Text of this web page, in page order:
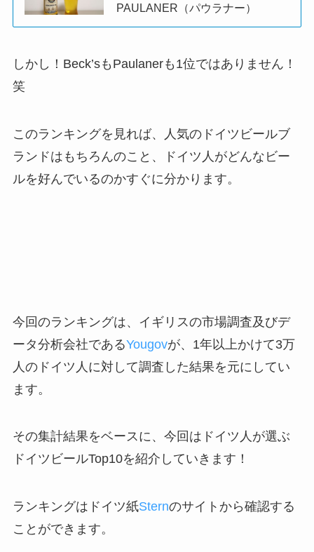
PAULANER（パウラナー）
しかし！Beck’sもPaulanerも1位ではありません！
笑
このランキングを見れば、人気のドイツビールブ
ランドはもちろんのこと、ドイツ人がどんなビー
ルを好んでいるのかすぐに分かります。
今回のランキングは、イギリスの市場調査及びデ
ータ分析会社であるYougovが、1年以上かけて3万
人のドイツ人に対して調査した結果を元にしてい
ます。
その集計結果をベースに、今回はドイツ人が選ぶ
ドイツビールTop10を紹介していきます！
ランキングはドイツ紙Sternのサイトから確認する
ことができます。